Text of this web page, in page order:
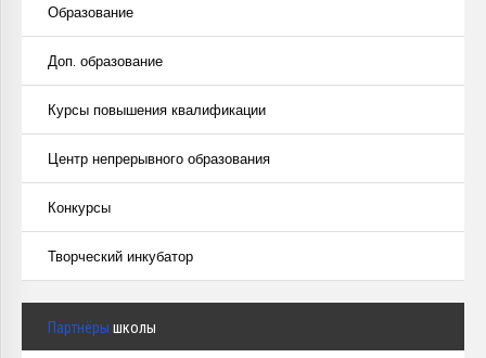
Образование
Доп. образование
Курсы повышения квалификации
Центр непрерывного образования
Конкурсы
Творческий инкубатор
Партнёры школы